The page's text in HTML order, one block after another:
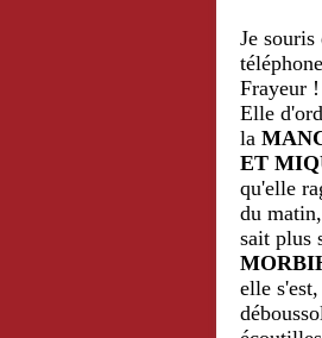
vous
Je
Frayeur
Elle
la
ET
qu'elle
du
sait plus
elle